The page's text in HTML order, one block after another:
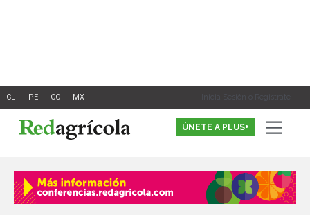
Inicia Sesión o Registrate
ÚNETE A PLUS+